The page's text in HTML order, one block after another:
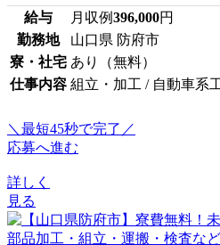
給与 月収例396,000円
勤務地
山口県 防府市
寮・社宅 あり（無料）
仕事内容 組立・加工 / 自動車系
＼最短45秒で完了／
応募へ進む
詳しく
見る